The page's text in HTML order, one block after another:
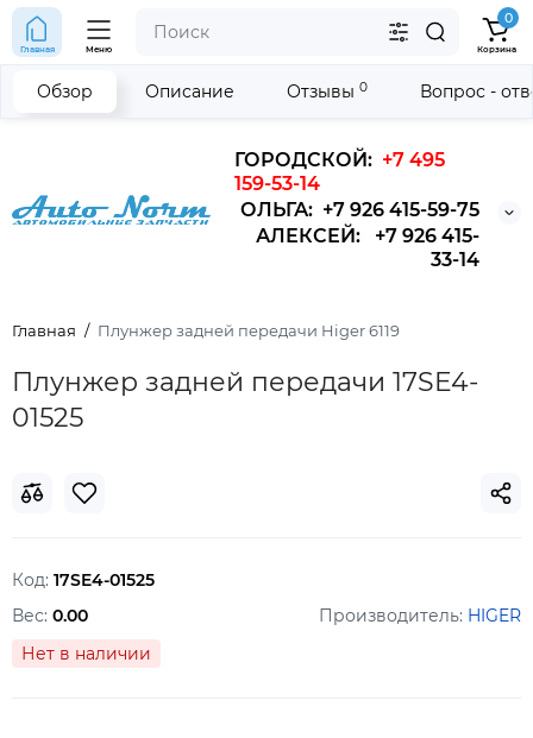
ГОРОДСКОЙ: +7 495
159-53-14
ОЛЬГА: +7 926 415-59-75
АЛЕКСЕЙ: +7 926 415-
33-14
Главная Меню
0
Корзина
Главная Плунжер задней передачи Higer 6119
Плунжер задней передачи 17SE4-
01525
Обзор Описание Отзывы 0 Вопрос -
Код: 17SE4-01525
Производитель: HIGER
Нет в наличии
Вес: 0.00